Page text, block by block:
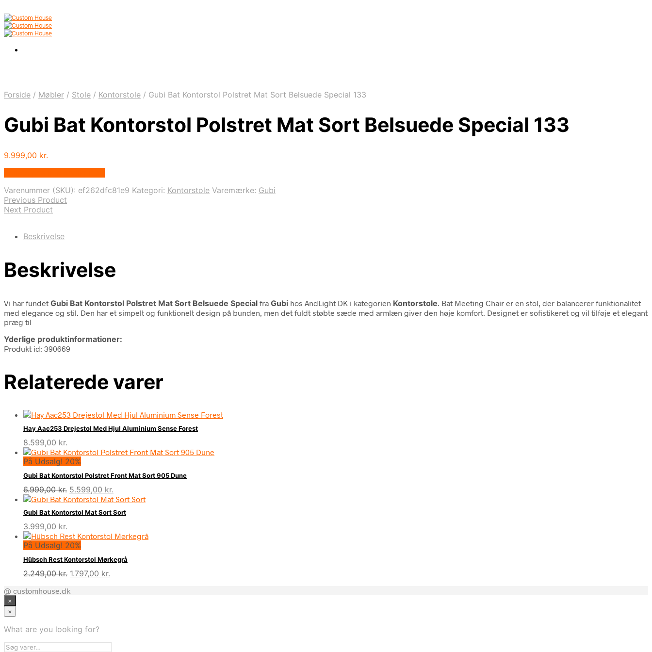
Forside / Møbler / Stole / Kontorstole / Gubi Bat Kontorstol Polstret Mat Sort Belsuede Special 133
Gubi Bat Kontorstol Polstret Mat Sort Belsuede Special 133
9.999,00 kr.
Varenummer (SKU): ef262dfc81e9 Kategori: Kontorstole Varemærke: Gubi
Previous Product
Next Product
Beskrivelse
Beskrivelse
Vi har fundet Gubi Bat Kontorstol Polstret Mat Sort Belsuede Special fra Gubi hos AndLight DK i kategorien Kontorstole . Bat Meeting Chair er en stol, der balancerer funktionalitet
med elegance og stil. Den har et simpelt og funktionelt design på bunden, men det fuldt støbte sæde med armlæn giver den høje komfort. Designet er sofistikeret og vil tilføje et elegant
præg til
Yderlige produktinformationer:
Produkt id: 390669
Relaterede varer
Hay Aac253 Drejestol Med Hjul Aluminium Sense Forest
8.599,00 kr.
På Udsalg! 20%
Gubi Bat Kontorstol Polstret Front Mat Sort 905 Dune
6.999,00kr. Den
oprindelige
pris
var:
5.599,00 kr.
aktuelle
pris
er:
Gubi Bat Kontorstol Mat Sort Sort
3.999,00 kr.
På Udsalg! 20%
Hübsch Rest Kontorstol Mørkegrå
2.249,00kr. Den
pris
1.797,00 kr.
@ customhouse.dk
×
×
What are you looking for?